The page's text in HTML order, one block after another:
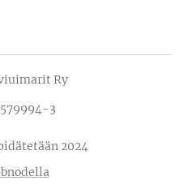
Ry
3
2024